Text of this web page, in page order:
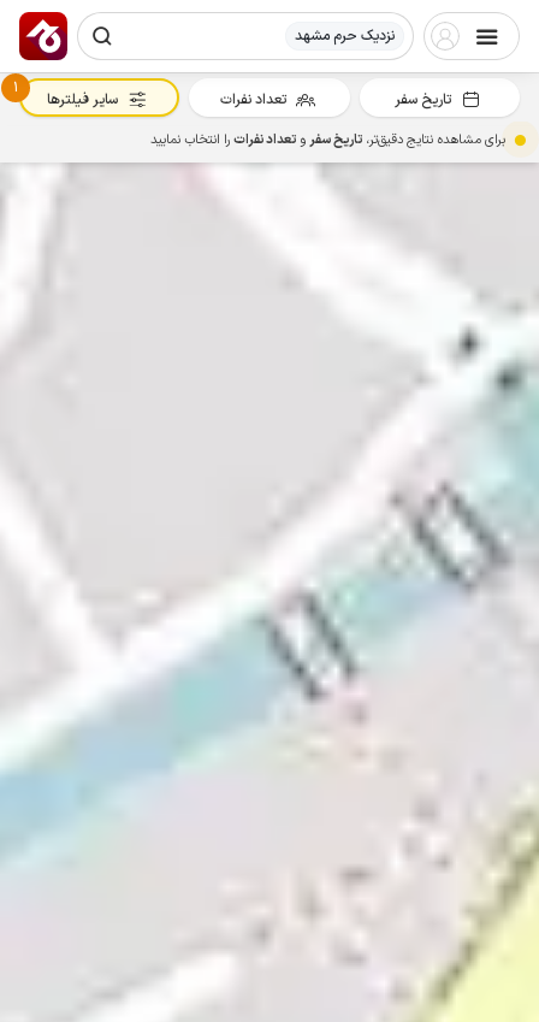
نزدیک حرم مشهد
تاریخ سفر تعداد نفرات
1
سایر فیلترها
برای مشاهده نتایج دقیق‌تر، تاریخ سفرو تعداد نفراترا انتخاب نمایید